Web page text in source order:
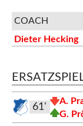
COACH
Dieter Hecking
A.
G.
61'